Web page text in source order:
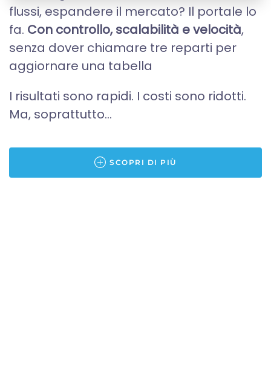
flussi, espandere il mercato? Il portale lo
fa. Con controllo, scalabilità e velocità,
senza dover chiamare tre reparti per
aggiornare una tabella
I risultati sono rapidi. I costi sono ridotti.
Ma, soprattutto...
SCOPRI DI PIÙ